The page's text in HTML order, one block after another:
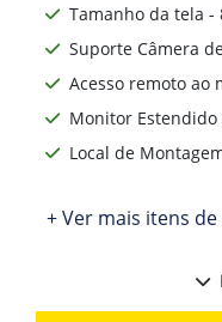
Tamanho da tela -
Suporte Câmera
Acesso remoto ao
Monitor Estendido
Local de
+ Ver mais itens